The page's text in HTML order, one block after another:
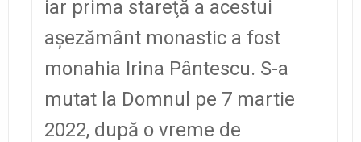
iar prima stareţă a acestui
aşezământ monastic a fost
monahia Irina Pântescu. S-a
mutat la Domnul pe 7 martie
2022, după o vreme de